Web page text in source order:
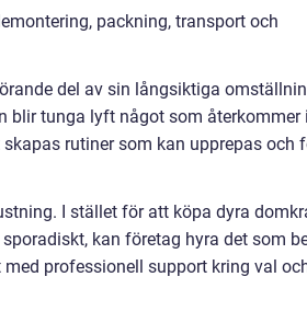
packning, transport och
del av sin långsiktiga
blir tunga lyft något som återkommer
rutiner som kan upprepas och
I stället för att köpa dyra
kan företag hyra det som
professionell support kring val